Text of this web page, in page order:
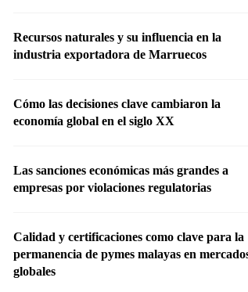
Recursos naturales y su influencia en la
industria exportadora de Marruecos
Cómo las decisiones clave cambiaron la
economía global en el siglo XX
Las sanciones económicas más grandes a
empresas por violaciones regulatorias
Calidad y certificaciones como clave para la
permanencia de pymes malayas en
globales